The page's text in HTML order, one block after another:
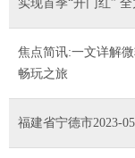
实现首季“开门红”
焦点简讯:一文详解
畅玩之旅
福建省宁德市2023-